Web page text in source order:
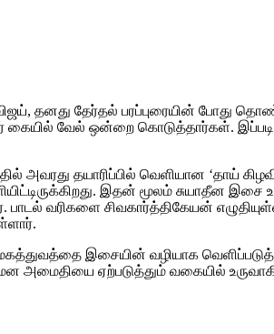
தனது தேர்தல் பரப்புரையின் போது
கையில் வேல் ஒன்றை கொடுத்தார்கள்.
அவரது தயாரிப்பில் வெளியான ‘தாய்
இதன் மூலம் சுயாதீன இசை
வரிகளை சிவகார்த்திகேயன்
இசையின் வழியாக
அமைதியை ஏற்படுத்தும் வகையில்